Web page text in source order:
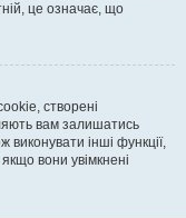
це означає, що
створені
вам залишатись
інші функції,
вони увімкнені